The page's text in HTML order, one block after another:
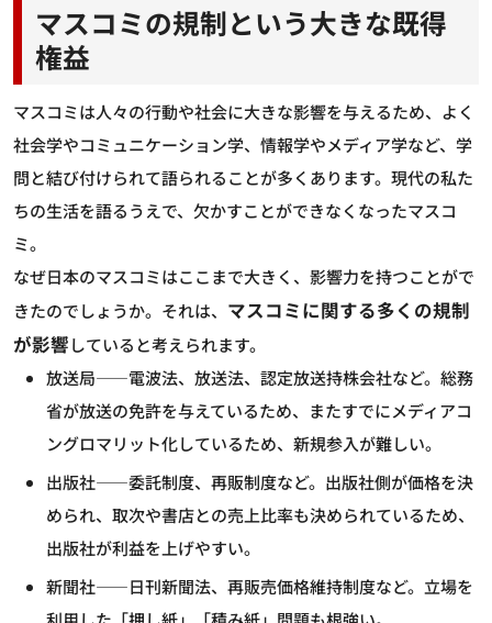
マスコミの規制という大きな既得
権益
マスコミは人々の行動や社会に大きな影響を与えるため、よく
社会学やコミュニケーション学、情報学やメディア学など、学
問と結び付けられて語られることが多くあります。現代の私た
ちの生活を語るうえで、欠かすことができなくなったマスコ
ミ。
なぜ日本のマスコミはここまで大きく、影響力を持つことがで
きたのでしょうか。それは、 マスコミに関する多くの規制
が影響していると考えられます。
放送局――電波法、放送法、認定放送持株会社など。総務
省が放送の免許を与えているため、またすでにメディアコ
ングロマリット化しているため、新規参入が難しい。
出版社――委託制度、再販制度など。出版社側が価格を決
められ、取次や書店との売上比率も決められているため、
出版社が利益を上げやすい。
新聞社――日刊新聞法、再販売価格維持制度など。立場を